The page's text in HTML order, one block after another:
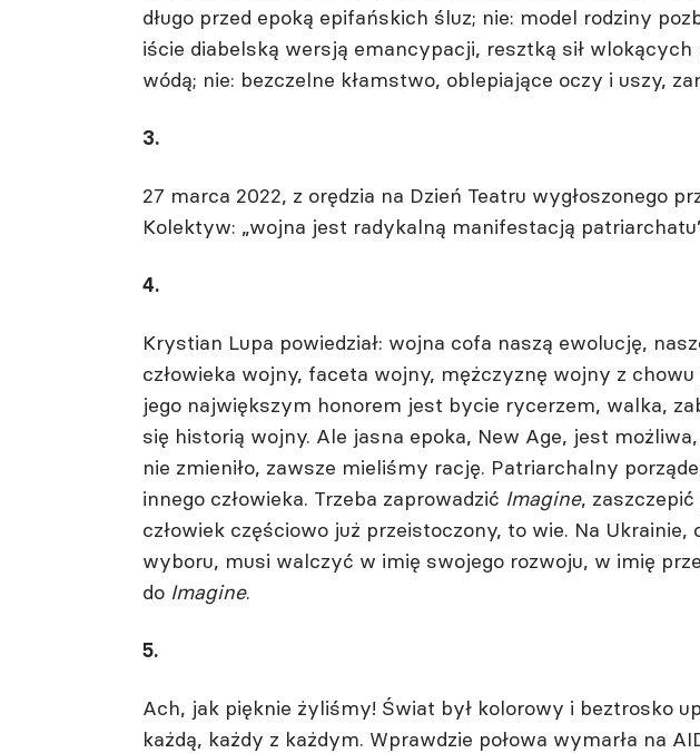
długo przed epoką epifańskich śluz; nie: model rodziny
iście diabelską wersją emancypacji, resztką sił
wódą; nie: bezczelne kłamstwo, oblepiające oczy i uszy,
3.
27 marca 2022, z orędzia na Dzień Teatru wygłoszonego
Kolektyw: „wojna jest radykalną manifestacją
4.
Krystian Lupa powiedział: wojna cofa naszą ewolucję,
człowieka wojny, faceta wojny, mężczyznę wojny z
jego największym honorem jest bycie rycerzem, walka,
się historią wojny. Ale jasna epoka, New Age, jest
nie zmieniło, zawsze mieliśmy rację. Patriarchalny
innego człowieka. Trzeba zaprowadzić Imagine,
człowiek częściowo już przeistoczony, to wie. Na Ukrainie,
wyboru, musi walczyć w imię swojego rozwoju, w imię
do Imagine.
5.
Ach, jak pięknie żyliśmy! Świat był kolorowy i beztrosko
każdą, każdy z każdym. Wprawdzie połowa wymarła na